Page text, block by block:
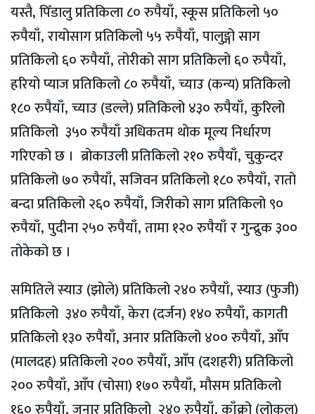
यस्तै, पिँडालु प्रतिकिला ८० रुपैयाँ, स्कूस प्रतिकिलो ५०
रुपैयाँ, रायोसाग प्रतिकिलो ५५ रुपैयाँ, पालुङ्गो साग
प्रतिकिलो ६० रुपैयाँ, तोरीको साग प्रतिकिलो ६० रुपैयाँ,
हरियो प्याज प्रतिकिलो ८० रुपैयाँ, च्याउ (कन्य) प्रतिकिलो
१८० रुपैयाँ, च्याउ (डल्ले) प्रतिकिलो ४३० रुपैयाँ, कुरिलो
प्रतिकिलो ३५० रुपैयाँ अधिकतम थोक मूल्य निर्धारण
गरिएको छ । ब्रोकाउली प्रतिकिलो २१० रुपैयाँ, चुकुन्दर
प्रतिकिलो ७० रुपैयाँ, सजिवन प्रतिकिलो १८० रुपैयाँ, रातो
बन्दा प्रतिकिलो २६० रुपैयाँ, जिरीको साग प्रतिकिलो ९०
रुपैयाँ, पुदीना २५० रुपैयाँ, तामा १२० रुपैयाँ र गुन्द्रुक ३००
तोकेको छ ।
समितिले स्याउ (झोले) प्रतिकिलो २४० रुपैयाँ, स्याउ (फुजी)
प्रतिकिलो ३४० रुपैयाँ, केरा (दर्जन) १४० रुपैयाँ, कागती
प्रतिकिलो १३० रुपैयाँ, अनार प्रतिकिलो ४०० रुपैयाँ, आँप
(मालदह) प्रतिकिलो २०० रुपैयाँ, आँप (दशहरी) प्रतिकिलो
२०० रुपैयाँ, आँप (चोसा) १७० रुपैयाँ, मौसम प्रतिकिलो